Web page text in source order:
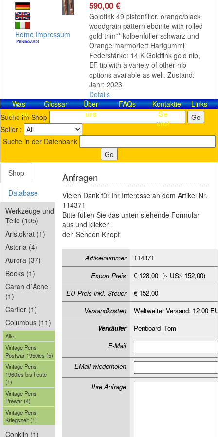
Home Impressum
590,00 €
Goldfink 49 pistonfiller, orange/black
woodgrain pattern ebonite with rolled
gold trim** kolbenfüller schwarz und
Orange marmoriert Hartgummi
Federstärke: 14 K Goldfink gold nib,
EF tip with a variety of other nib
options available as well. Zustand:
Jahr: 2023
Details
Was
ist neu
Glossar
Über
uns
FAQs
Kontaktieren
Sie
uns!
Links
Suche im Shop
Seller :
Suche in der Datenbank
Shop
Database
Werkzeuge und
Teile (105)
Aristokrat (1)
Astoria (4)
Aurora (37)
Books (1)
Caran d´Ache
(1)
Cartier (1)
Columbus (11)
Alle
Vintage Pens
Postwar 1950ies (5)
Vintage Pens
1960ies bis heute
(1)
Vintage Pens
Prewar (4)
Vintage Pens
Kriegszeit (1)
Conklin (1)
Anfragen
Vielen Dank für Ihr Interesse an dem Artikel Nr.
114371
Bitte füllen Sie das unten stehende Formular
aus und klicken
den Senden Knopf
Artikelnummer
114371
Export Preis
€ 128,00 (~ US$ 152,00)
EU Preis inkl. Steuer
€ 152,00
Versandkosten
Weltweiter Versand: 12.00
Verkäufer
Penboard_Tom
E-Mail
EMail wiederholen
Ihre Anfrage